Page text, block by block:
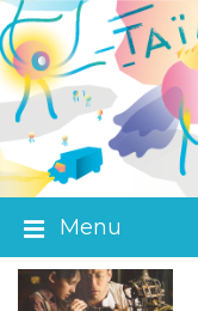
Skip
to
content
Skip
to
main
navigation
Skip
to
footer
Menu